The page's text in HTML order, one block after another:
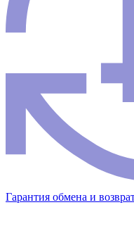
Гарантия обмена и